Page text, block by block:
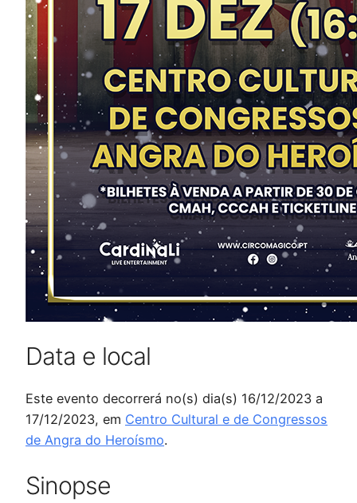
Data e local
Este evento decorrerá no(s) dia(s) 16/12/2023 a
17/12/2023, em Centro Cultural e de Congressos
de Angra do Heroísmo.
Sinopse